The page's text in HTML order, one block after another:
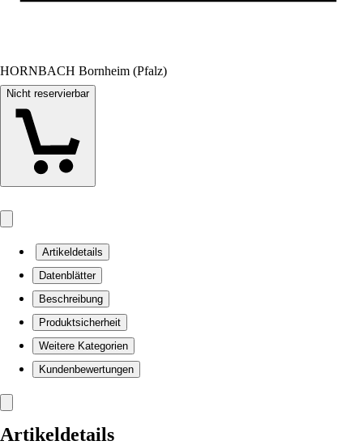
HORNBACH Bornheim (Pfalz)
Nicht reservierbar
Artikeldetails
Datenblätter
Beschreibung
Produktsicherheit
Weitere Kategorien
Kundenbewertungen
Artikeldetails